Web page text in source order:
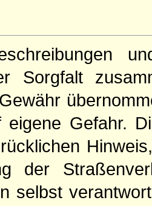
Sorgfalt
eigene Gefahr.
der
selbst